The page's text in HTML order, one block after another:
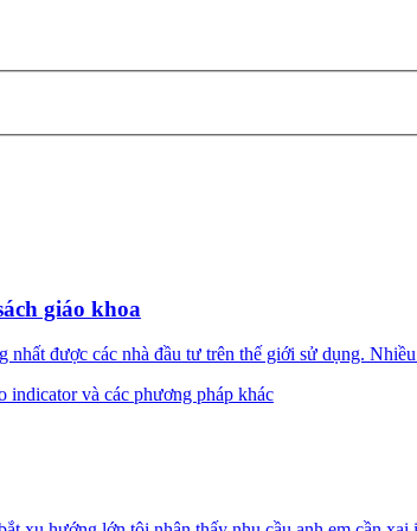
giáo khoa
được các nhà đầu tư trên thế giới sử dụng.
indicator và các phương pháp khác